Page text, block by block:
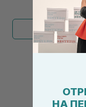
НА